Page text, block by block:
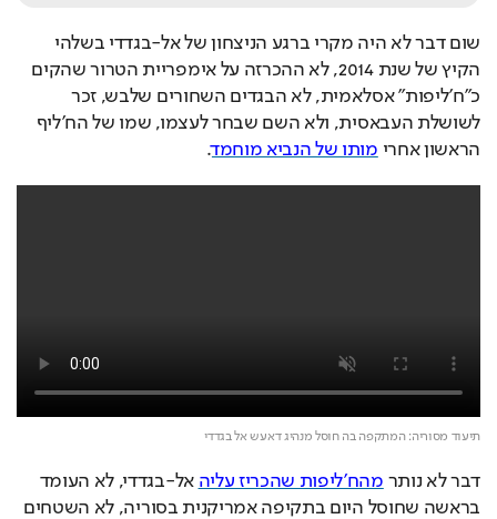
שום דבר לא היה מקרי ברגע הניצחון של אל-בגדדי בשלהי
הקיץ של שנת 2014, לא ההכרזה על אימפריית הטרור שהקים
כ"ח'ליפות" אסלאמית, לא הבגדים השחורים שלבש, זכר
לשושלת העבאסית, ולא השם שבחר לעצמו, שמו של הח'ליף
הראשון אחרי מותו של הנביא מוחמד.
תיעוד מסוריה: המתקפה בה חוסל מנהיג דאעש אל בגדדי
דבר לא נותר מהח'ליפות שהכריז עליה
אל-בגדדי, לא העומד
בראשה שחוסל היום בתקיפה אמריקנית בסוריה, לא השטחים